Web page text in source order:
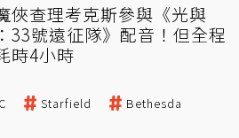
俠查理考克斯參與《光與
33號遠征隊》配音！但全程
時4小時
Starfield Bethesda